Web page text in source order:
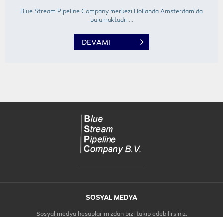
Blue Stream Pipeline Company merkezi Hollanda Amsterdam'da
bulumaktadır....
DEVAMI
SOSYAL MEDYA
Sosyal medya hesaplarımızdan bizi takip edebilirsiniz.